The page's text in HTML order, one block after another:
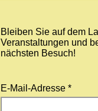
Bleiben Sie auf dem
Veranstaltungen und
nächsten Besuch!
E-Mail-Adresse *